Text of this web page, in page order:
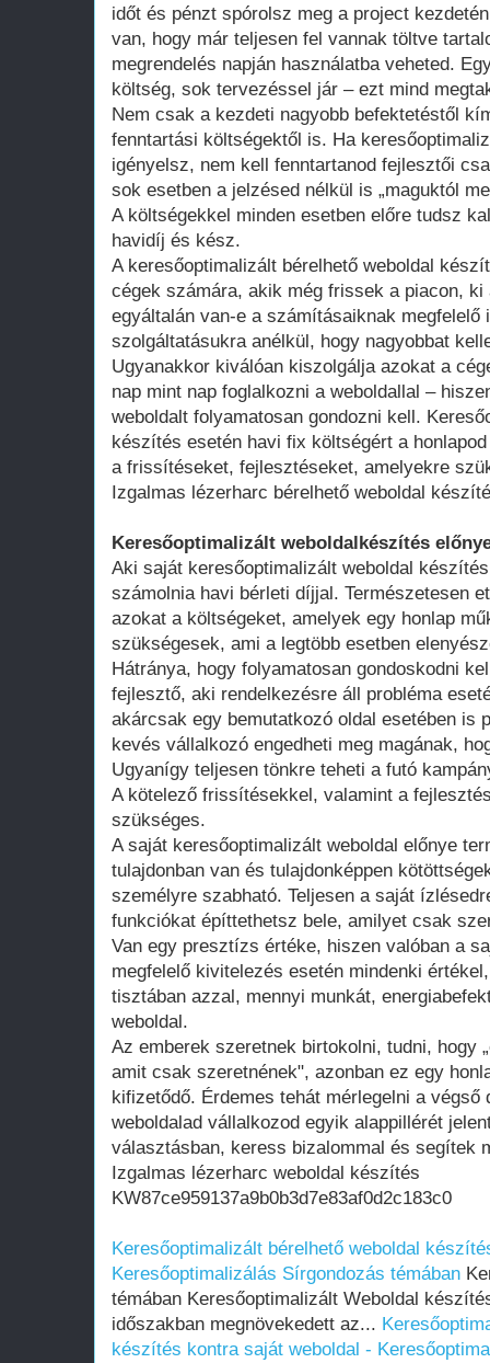
időt és pénzt spórolsz meg a project
van, hogy már teljesen fel vannak töltve
megrendelés napján használatba veheted.
költség, sok tervezéssel jár – ezt mind
Nem csak a kezdeti nagyobb befektetéstől
fenntartási költségektől is. Ha
igényelsz, nem kell fenntartanod fejlesztői
sok esetben a jelzésed nélkül is „maguktól
A költségekkel minden esetben előre tudsz
havidíj és kész.
A keresőoptimalizált bérelhető weboldal
cégek számára, akik még frissek a piacon, ki
egyáltalán van-e a számításaiknak megfelelő
szolgáltatásukra anélkül, hogy nagyobbat
Ugyanakkor kiválóan kiszolgálja azokat a
nap mint nap foglalkozni a weboldallal –
weboldalt folyamatosan gondozni kell.
készítés esetén havi fix költségért a
a frissítéseket, fejlesztéseket, amelyekre
Izgalmas lézerharc bérelhető weboldal
Keresőoptimalizált weboldalkészítés
Aki saját keresőoptimalizált weboldal
számolnia havi bérleti díjjal. Természetesen
azokat a költségeket, amelyek egy honlap
szükségesek, ami a legtöbb esetben
Hátránya, hogy folyamatosan gondoskodni
fejlesztő, aki rendelkezésre áll probléma
akárcsak egy bemutatkozó oldal esetében is
kevés vállalkozó engedheti meg magának,
Ugyanígy teljesen tönkre teheti a futó
A kötelező frissítésekkel, valamint a
szükséges.
A saját keresőoptimalizált weboldal előnye
tulajdonban van és tulajdonképpen
személyre szabható. Teljesen a saját
funkciókat építtethetsz bele, amilyet csak
Van egy presztízs értéke, hiszen valóban a
megfelelő kivitelezés esetén mindenki
tisztában azzal, mennyi munkát,
weboldal.
Az emberek szeretnek birtokolni, tudni, hogy
amit csak szeretnének", azonban ez egy
kifizetődő. Érdemes tehát mérlegelni a végső
weboldalad vállalkozod egyik alappillérét
választásban, keress bizalommal és segítek
Izgalmas lézerharc weboldal készítés
KW87ce959137a9b0b3d7e83af0d2c183c0
Keresőoptimalizált bérelhető weboldal
Keresőoptimalizálás Sírgondozás témában
témában Keresőoptimalizált Weboldal
időszakban megnövekedett az...
készítés kontra saját weboldal -